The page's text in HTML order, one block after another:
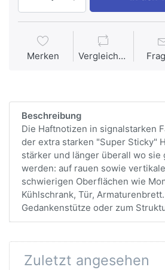
Merken Vergleichen
Beschreibung
Die Haftnotizen in signalstarken
der extra starken "Super Sticky"
stärker und länger überall wo sie
werden: auf rauen sowie
schwierigen Oberflächen wie
Kühlschrank, Tür,
Gedankenstütze oder zum
Zuletzt angesehen